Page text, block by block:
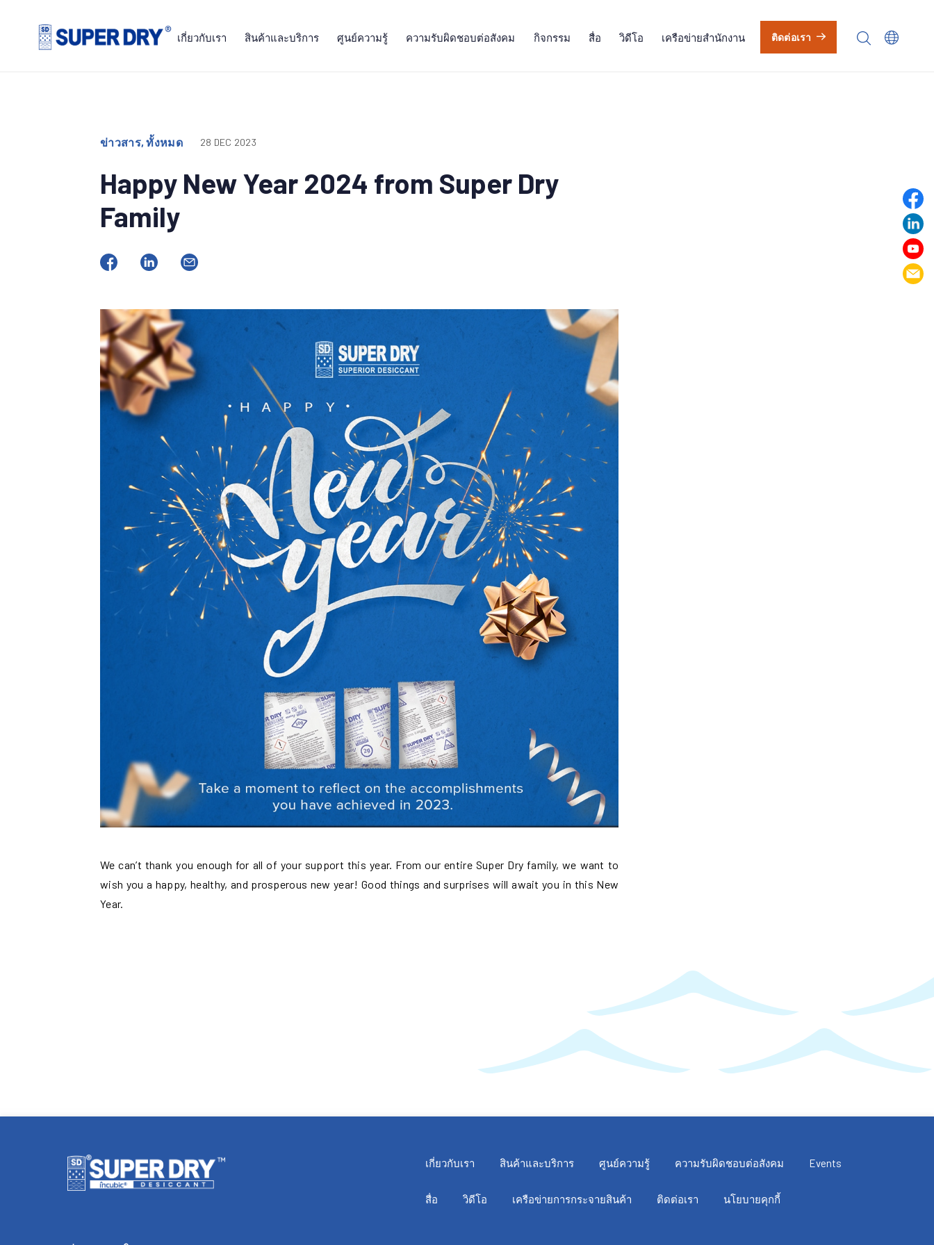
เกี่ยวกับเรา สินค้าและบริการ ศูนย์ความรู้ ความรับผิดชอบต่อสังคม กิจกรรม สื่อ วิดีโอ เครือข่ายสำนักงาน ติดต่อเรา
ข่าวสาร, ทั้งหมด 28 DEC 2023
Happy New Year 2024 from Super Dry
Family
We can’t thank you enough for all of your support this year. From our entire Super Dry family, we want to
wish you a happy, healthy, and prosperous new year! Good things and surprises will await you in this New
Year.
เกี่ยวกับเรา สินค้าและบริการ ศูนย์ความรู้ ความรับผิดชอบต่อสังคม Events
สื่อ วิดีโอ เครือข่ายการกระจายสินค้า ติดต่อเรา นโยบายคุกกี้